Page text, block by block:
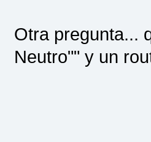
Otra pregunta...
Neutro"" y un